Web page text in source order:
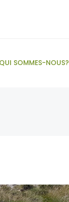
QUI SOMMES-NOUS?